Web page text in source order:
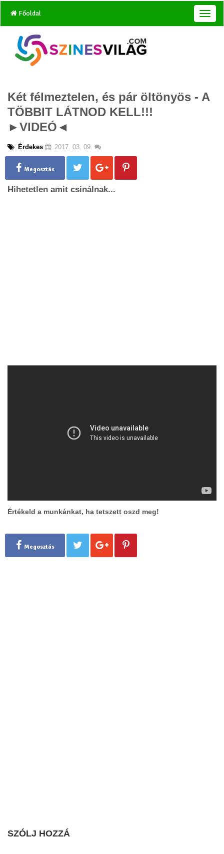
Főoldal
T
o
v
Két félmeztelen, és pár öltönyös - A
TÖBBIT LÁTNOD KELL!!!
►VIDEÓ◄
Érdekes 2017. 03. 09.
Megosztás
Hihetetlen amit csinálnak...
Értékeld a munkánkat, ha tetszett oszd meg!
Megosztás
SZÓLJ HOZZÁ